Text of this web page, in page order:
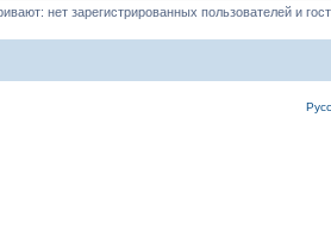
нет зарегистрированных пользователей и